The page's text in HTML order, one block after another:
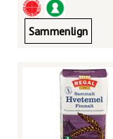
Sammenlign